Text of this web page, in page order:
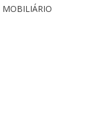
MOBILIÁRIO